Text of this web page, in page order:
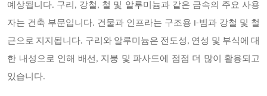
예상됩니다. 구리, 강철, 철 및 알루미늄과 같은 금속의 주요 사용
자는 건축 부문입니다. 건물과 인프라는 구조용 I-빔과 강철 및 철
근으로 지지됩니다. 구리와 알루미늄은 전도성, 연성 및 부식에 대
한 내성으로 인해 배선, 지붕 및 파사드에 점점 더 많이 활용되고
있습니다.